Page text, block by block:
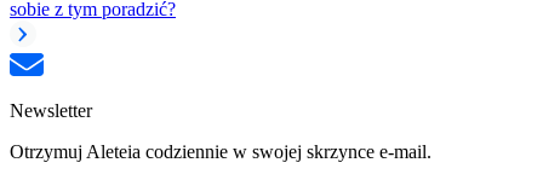
sobie z tym poradzić?
Newsletter
Otrzymuj Aleteia codziennie w swojej skrzynce e-mail.